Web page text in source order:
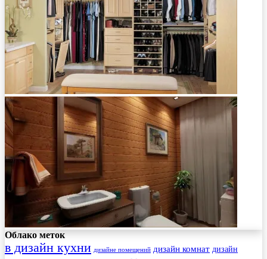
Облако меток
в дизайн кухни дизайне помещений дизайн комнат дизайн